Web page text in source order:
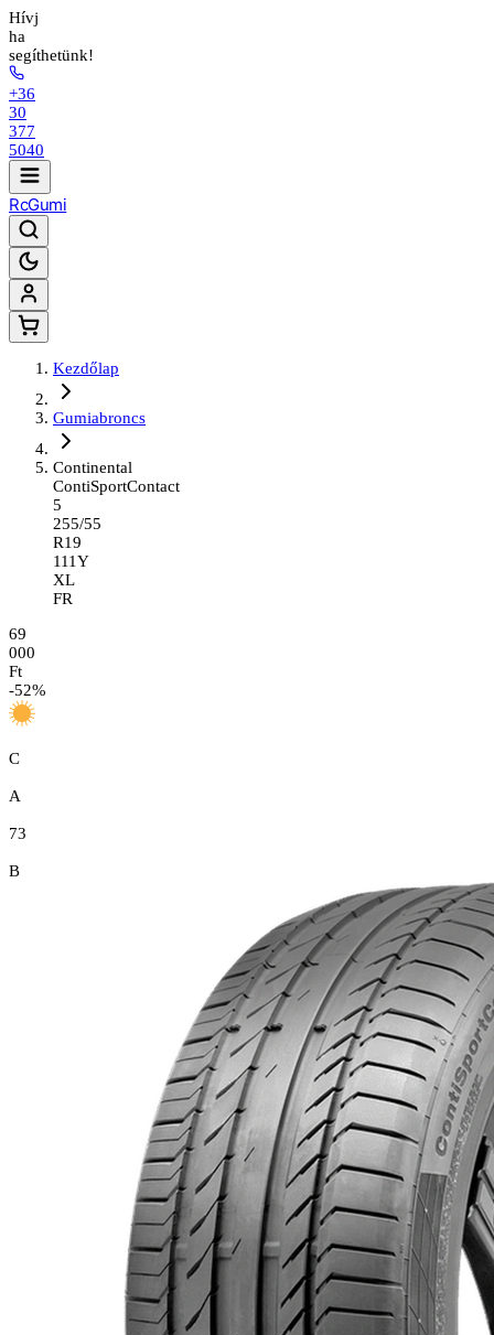
Hívj
ha
segíthetünk!
+36
30
377
5040
RcGumi
Kezdőlap
Gumiabroncs
Continental
ContiSportContact
5
255/55
R19
111Y
XL
FR
69
000
Ft
-52%
C
A
73
B